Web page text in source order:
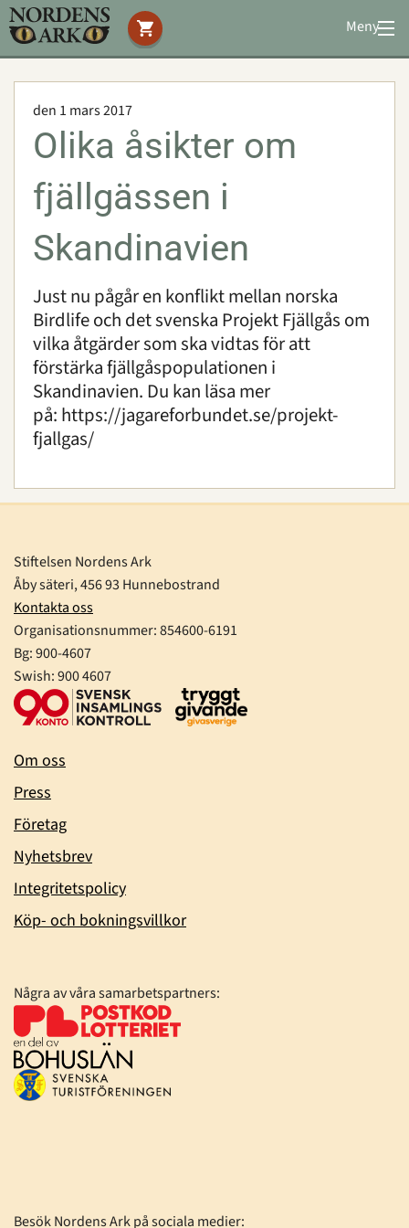
Meny
Stöd oss
Bevarande
Utbildning
Boende
Konferens
Om oss | Öppettider | Press
Sök
den 1 mars 2017
Olika åsikter om
fjällgässen i
Skandinavien
Just nu pågår en konflikt mellan norska
Birdlife och det svenska Projekt Fjällgås om
vilka åtgärder som ska vidtas för att
förstärka fjällgåspopulationen i
Skandinavien. Du kan läsa mer
på: https://jagareforbundet.se/projekt-
fjallgas/
Stiftelsen Nordens Ark
Åby säteri, 456 93 Hunnebostrand
Kontakta oss
Organisationsnummer:854600-6191
Bg: 900-4607
Swish: 900 4607
Om oss
Press
Företag
Nyhetsbrev
Integritetspolicy
Köp- och bokningsvillkor
Några av våra samarbetspartners:
Besök Nordens Ark på sociala medier: